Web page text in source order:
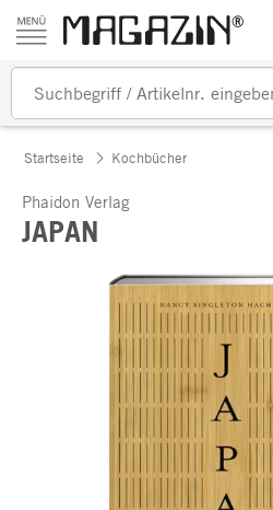
Zum Inhalt springen
Startseite Kochbücher
Phaidon Verlag
JAPAN